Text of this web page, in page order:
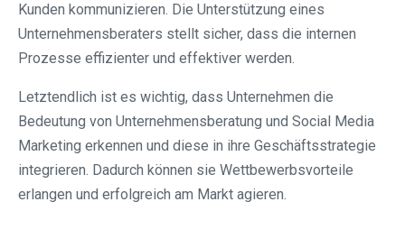
Kunden kommunizieren. Die Unterstützung eines
Unternehmensberaters stellt sicher, dass die internen
Prozesse effizienter und effektiver werden.
Letztendlich ist es wichtig, dass Unternehmen die
Bedeutung von Unternehmensberatung und Social Media
Marketing erkennen und diese in ihre Geschäftsstrategie
integrieren. Dadurch können sie Wettbewerbsvorteile
erlangen und erfolgreich am Markt agieren.